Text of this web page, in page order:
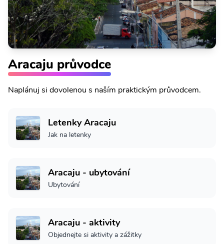
Aracaju průvodce
Naplánuj si dovolenou s naším praktickým průvodcem.
Letenky Aracaju
Jak na letenky
Aracaju - ubytování
Ubytování
Aracaju - aktivity
Objednejte si aktivity a zážitky